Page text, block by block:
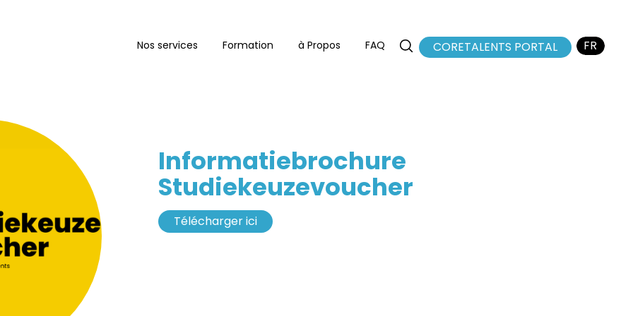
Nos services Formation à Propos FAQ
CORETALENTS PORTAL
FR
Informatiebrochure
Studiekeuzevoucher
Télécharger ici